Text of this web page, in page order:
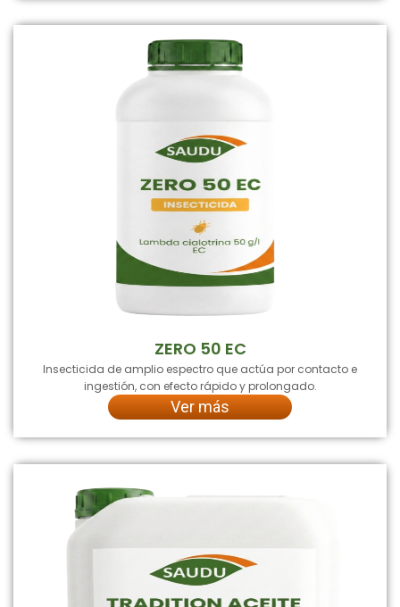
ZERO 50 EC
Insecticida de amplio espectro que actúa por contacto e
ingestión, con efecto rápido y prolongado.
Ver más